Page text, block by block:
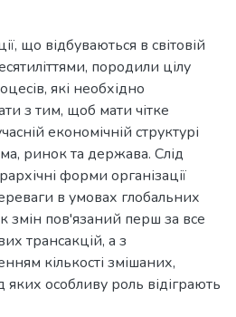
що відбуваються в світовій
породили цілу
які необхідно
з тим, щоб мати чітке
економічній структурі
ринок та держава. Слід
форми організації
в умовах глобальних
змін пов'язаний перш за все
трансакцій, а з
кількості змішаних,
особливу роль відіграють